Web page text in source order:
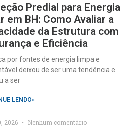
Predial para Energia
em BH: Como Avaliar a
da Estrutura com
e Eficiência
por fontes de energia limpa e
deixou de ser uma tendência e
a ser
LENDO»
2026 Nenhum comentário